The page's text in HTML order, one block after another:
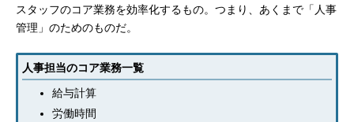
スタッフのコア業務を効率化するもの。つまり、あくまで「人事
管理」のためのものだ。
人事担当のコア業務一覧
給与計算
労働時間